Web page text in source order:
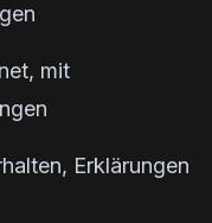
mit
Erklärungen